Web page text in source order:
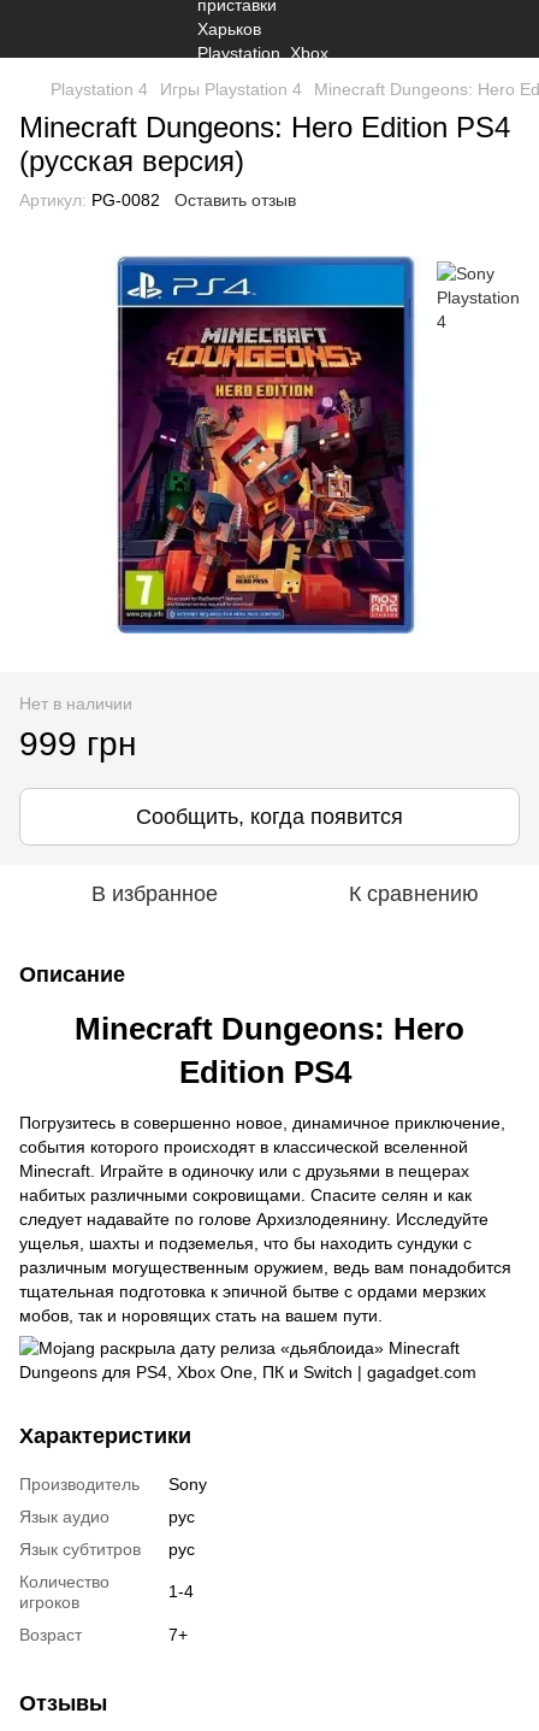
Playstation 4 Игры Playstation 4 Minecraft Dungeons: Hero
Minecraft Dungeons: Hero Edition PS4
(русская версия)
Артикул: PG-0082 Оставить отзыв
Нет в наличии
999 грн
Сообщить, когда появится
В избранное К сравнению
Описание
Minecraft Dungeons: Hero
Edition PS4
Погрузитесь в совершенно новое, динамичное приключение,
события которого происходят в классической вселенной
Minecraft. Играйте в одиночку или с друзьями в пещерах
набитых различными сокровищами. Спасите селян и как
следует надавайте по голове Архизлодеянину. Исследуйте
ущелья, шахты и подземелья, что бы находить сундуки с
различным могущественным оружием, ведь вам понадобится
тщательная подготовка к эпичной бытве с ордами мерзких
мобов, так и норовящих стать на вашем пути.
Характеристики
Производитель
Sony
Язык аудио
рус
Язык субтитров
рус
Количество
игроков
1-4
Возраст 7+
Отзывы